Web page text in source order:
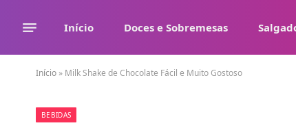
Início Doces e Sobremesas
Início » Milk Shake de Chocolate Fácil e Muito Gostoso
BEBIDAS